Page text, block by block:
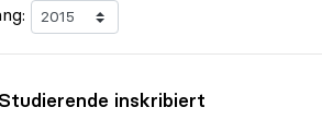
inskribiert